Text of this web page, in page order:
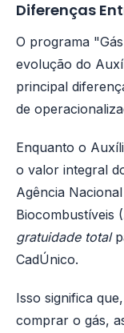
Diferenças
O programa
evolução do
principal
de
Enquanto o
o valor integral
Agência
Biocombustíveis
gratuidade total
CadÚnico.
Isso significa
comprar o gás,